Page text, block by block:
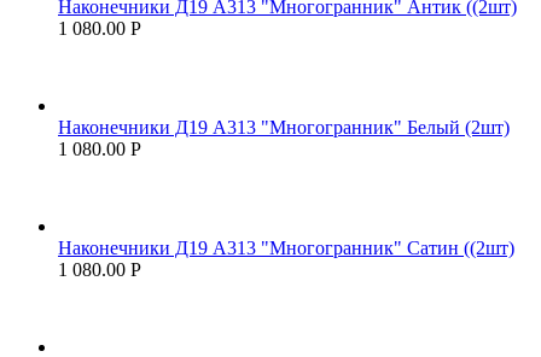
Наконечники Д19 А313 "Многогранник" Антик ((2шт)
1 080.00 Р
Наконечники Д19 А313 "Многогранник" Белый (2шт)
1 080.00 Р
Наконечники Д19 А313 "Многогранник" Сатин ((2шт)
1 080.00 Р